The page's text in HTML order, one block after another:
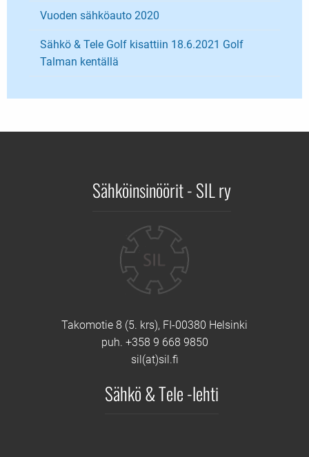
Vuoden sähköauto 2020
Sähkö & Tele Golf kisattiin 18.6.2021 Golf
Talman kentällä
Sähköinsinöörit - SIL ry
Takomotie 8 (5. krs), FI-00380 Helsinki
puh. +358 9 668 9850
sil(at)sil.fi
Sähkö & Tele -lehti